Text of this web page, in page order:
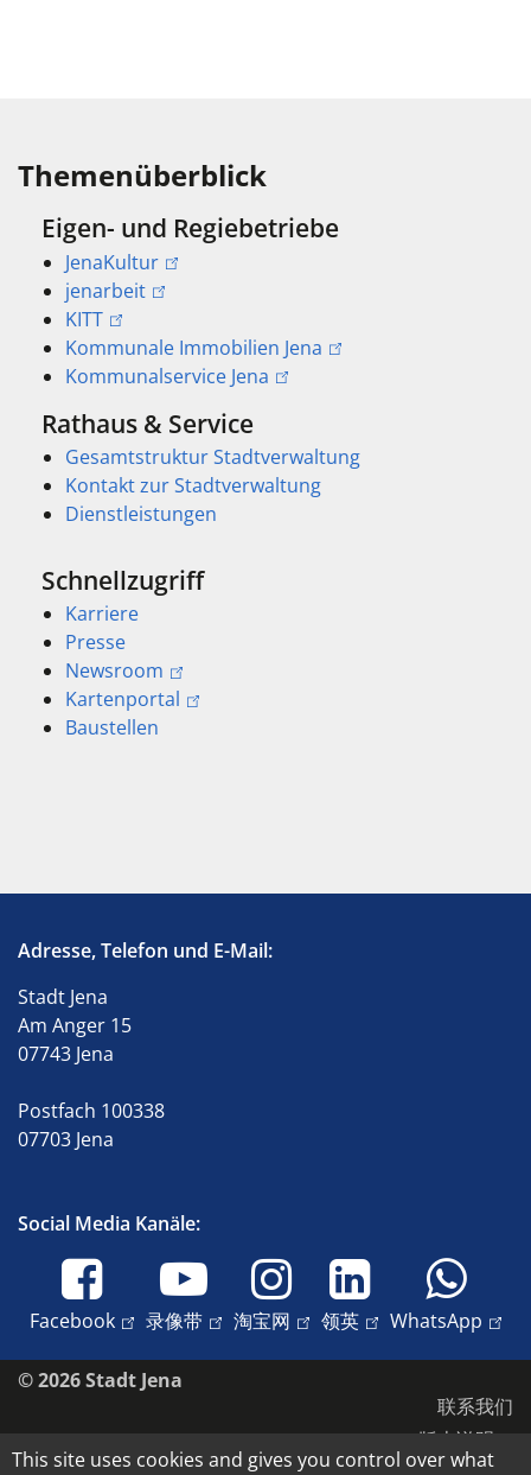
Themenüberblick
Eigen- und Regiebetriebe
JenaKultur
jenarbeit
KITT
Kommunale Immobilien Jena
Kommunalservice Jena
Rathaus & Service
Gesamtstruktur Stadtverwaltung
Kontakt zur Stadtverwaltung
Dienstleistungen
Schnellzugriff
Karriere
Presse
Newsroom
Kartenportal
Baustellen
Adresse, Telefon und E-Mail:
Stadt Jena
Am Anger 15
07743 Jena
Postfach 100338
07703 Jena
Social Media Kanäle:
Facebook 录像带 淘宝网 领英 WhatsApp
© 2026 Stadt Jena
联系我们
版本说明
This site uses cookies and gives you control over what